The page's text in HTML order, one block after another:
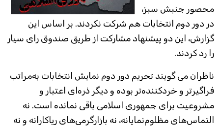
محصور جنبش سبز،
در دور دوم انتخابات هم شرکت نکردند. بر اساس این
گزارش، این دو پیشنهاد مشارکت از طریق صندوق رای سیار
را رد کردند.
ناظران می گویند تحریم دور دوم نمایش انتخابات به‌مراتب
فراگیرتر و خردکننده‌تر بوده و دیگر ذره‌ای اعتبار و
مشروعیت برای جمهوری اسلامی باقی نمانده است. نه
التماس‌های مظلوم‌نمایانه، نه بازارگرمی‌های ریاکارانه و نه